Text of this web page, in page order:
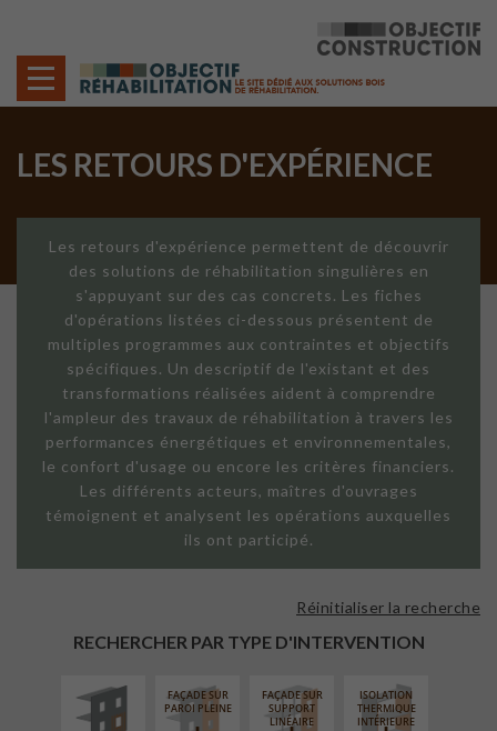
LES RETOURS D'EXPÉRIENCE
Les retours d'expérience permettent de découvrir
des solutions de réhabilitation singulières en
s'appuyant sur des cas concrets. Les fiches
d'opérations listées ci-dessous présentent de
multiples programmes aux contraintes et objectifs
spécifiques. Un descriptif de l'existant et des
transformations réalisées aident à comprendre
l'ampleur des travaux de réhabilitation à travers les
performances énergétiques et environnementales,
le confort d'usage ou encore les critères financiers.
Les différents acteurs, maîtres d'ouvrages
témoignent et analysent les opérations auxquelles
ils ont participé.
RECHERCHER PAR TYPE D'INTERVENTION
Réinitialiser la recherche
EXTÉRIEURE
FAÇADE SUR
PAROI PLEINE
FAÇADE SUR
SUPPORT
LINÉAIRE
ISOLATION
THERMIQUE
INTÉRIEURE
RÉAMÉNAGEMENT
INTÉRIEUR
FERMETURE
LOGGIAS
RÉFECTION DES
TOITURES
SURÉLÉVATION
EXTENSION